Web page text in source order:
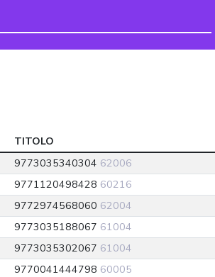
TITOLO
9773035340304 62006
9771120498428 60216
9772974568060 62004
9773035188067 61004
9773035302067 61004
9770041444798 60005